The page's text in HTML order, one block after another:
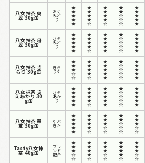
八女抹茶 奥
翠 30g缶
おく
みど
り
★
★
★
★
★
★
★
★
★
☆
★
★
★
★
☆
★
★
☆
☆
☆
★
★
★
★
★
八女抹茶 冴
翠 30g缶
さえ
みど
り
★
★
★
★
★
★
★
★
★
☆
★
★
★
★
★
★
☆
☆
☆
☆
★
★
★
★
★
八女抹茶 き
らり 30g缶
きら
り31
★
★
★
☆
☆
★
★
★
★
☆
★
★
★
★
★
★
☆
☆
☆
☆
★
★
★
★
★
八女抹茶 さ
えあかり 30
g缶
さえ
あか
り
★
★
★
★
★
★
★
★
★
☆
★
★
★
★
★
★
☆
☆
☆
☆
★
★
★
★
★
八女抹茶 翠
宝 30g缶
やぶ
きた
★
★
★
★
★
★
★
★
★
☆
★
★
★
☆
☆
★
★
☆
☆
☆
★
★
★
☆
☆
Tasty八女抹
茶 40g缶
ブレ
ンド
配合
★
★
★
☆
☆
★
★
★
★
☆
★
★
★
☆
☆
★
★
★
★
☆
★
★
★
☆
☆